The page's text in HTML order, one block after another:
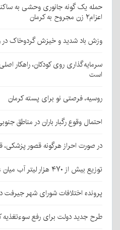
حمله یک گونه جانوری وحشی به
اعزام۲ زن مجروح به کرمان
وزش باد شدید و خیزش گردوخاک در
سرمایه‌گذاری روی کودکان، راهکار
است
روسیه، فرصتی نو برای پسته کرمان
احتمال وقوع رگبار باران در مناطق
در صورت احراز هرگونه قصور پزشکی،
توزیع بیش از ۴۷۰ هزار لیتر آب میان عزاداران جامانده اربعین در کرمان
پرونده اختلافات شورای شهر جیرفت
طرح جدید دولت برای رفع سوءتغذیه